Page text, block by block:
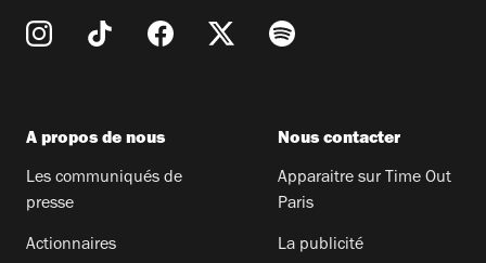
A propos de nous
Les communiqués de
presse
Actionnaires
Nous contacter
Apparaitre sur Time Out
Paris
La publicité